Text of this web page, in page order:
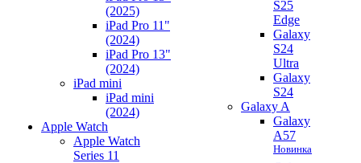
(2025)
iPad Pro 11"
(2024)
iPad Pro 13"
(2024)
iPad mini
iPad mini
(2024)
Apple Watch
Apple Watch
Series 11
S25
Edge
Galaxy
S24
Ultra
Galaxy
S24
Galaxy A
Galaxy
A57
Новинка